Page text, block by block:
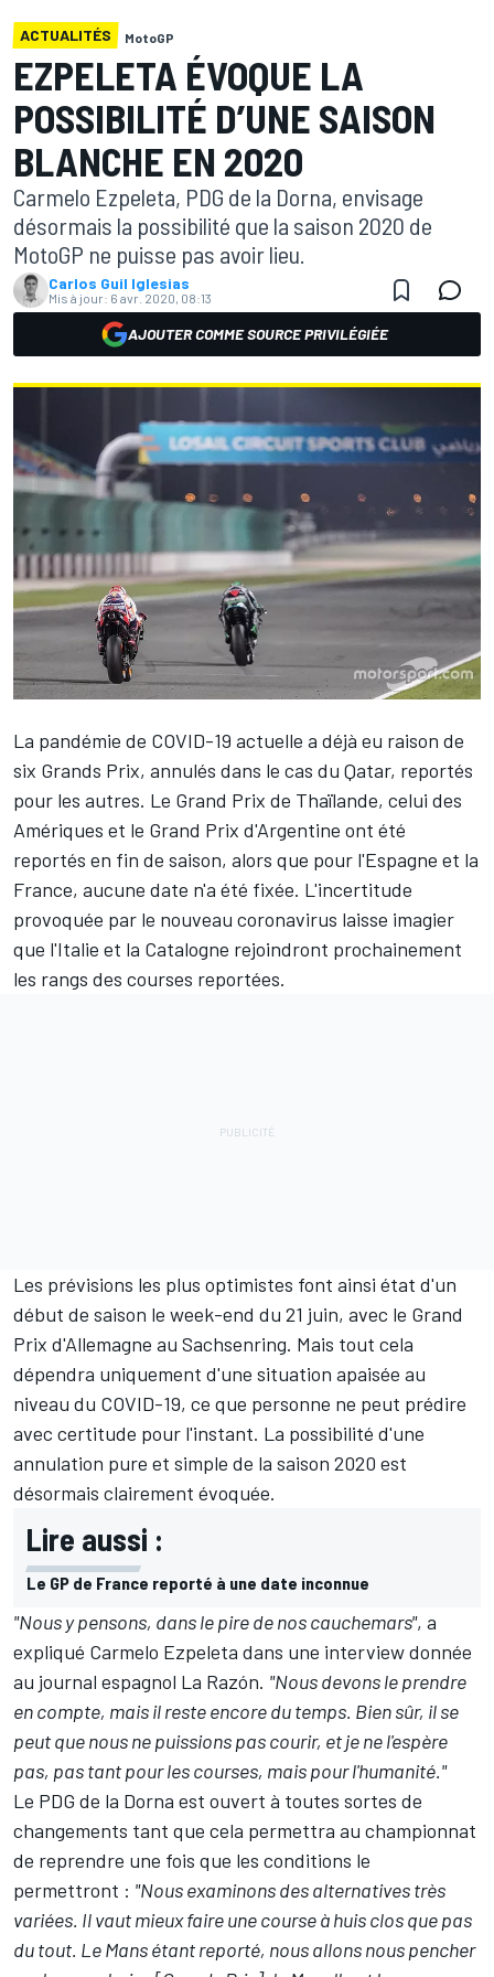
ACTUALITÉS MotoGP
EZPELETA ÉVOQUE LA
POSSIBILITÉ D’UNE SAISON
BLANCHE EN 2020
Carmelo Ezpeleta, PDG de la Dorna, envisage
désormais la possibilité que la saison 2020 de
MotoGP ne puisse pas avoir lieu.
Carlos Guil Iglesias
Mis à jour: 6 avr. 2020, 08:13
AJOUTER COMME SOURCE PRIVILÉGIÉE
La pandémie de COVID-19 actuelle a déjà eu raison de
six Grands Prix, annulés dans le cas du Qatar, reportés
pour les autres. Le Grand Prix de Thaïlande, celui des
Amériques et le Grand Prix d'Argentine ont été
reportés en fin de saison, alors que pour l'Espagne et la
France, aucune date n'a été fixée. L'incertitude
provoquée par le nouveau coronavirus laisse imagier
que l'Italie et la Catalogne rejoindront prochainement
les rangs des courses reportées.
Les prévisions les plus optimistes font ainsi état d'un
début de saison le week-end du 21 juin, avec le Grand
Prix d'Allemagne au Sachsenring. Mais tout cela
dépendra uniquement d'une situation apaisée au
niveau du COVID-19, ce que personne ne peut prédire
avec certitude pour l'instant. La possibilité d'une
annulation pure et simple de la saison 2020 est
désormais clairement évoquée.
Lire aussi :
Le GP de France reporté à une date inconnue
"Nous y pensons, dans le pire de nos cauchemars", a
expliqué Carmelo Ezpeleta dans une interview donnée
au journal espagnol La Razón. "Nous devons le prendre
en compte, mais il reste encore du temps. Bien sûr, il se
peut que nous ne puissions pas courir, et je ne l'espère
pas, pas tant pour les courses, mais pour l'humanité."
Le PDG de la Dorna est ouvert à toutes sortes de
changements tant que cela permettra au championnat
de reprendre une fois que les conditions le
permettront : "Nous examinons des alternatives très
variées. Il vaut mieux faire une course à huis clos que pas
du tout. Le Mans étant reporté, nous allons nous pencher